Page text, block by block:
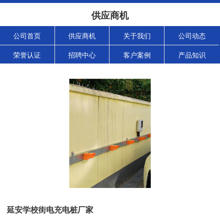
供应商机
公司首页 供应商机 关于我们 公司动态
荣誉认证 招聘中心 客户案例 产品知识
延安学校街电充电桩厂家